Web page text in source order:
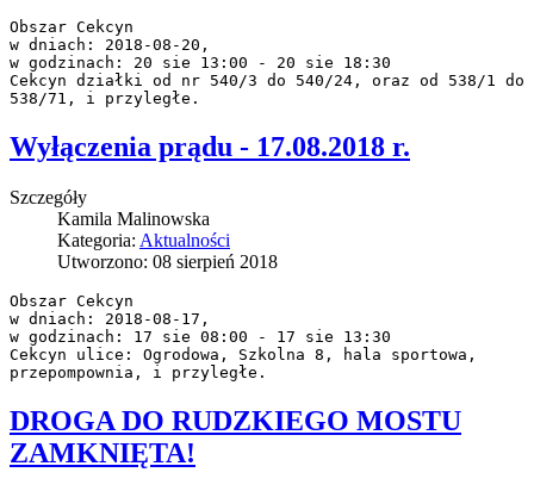
Obszar Cekcyn
w dniach: 2018-08-20,
w godzinach: 20 sie 13:00 - 20 sie 18:30
Cekcyn działki od nr 540/3 do 540/24, oraz od 538/1 do
538/71, i przyległe.
Wyłączenia prądu - 17.08.2018 r.
Szczegóły
Kamila Malinowska
Kategoria: Aktualności
Utworzono: 08 sierpień 2018
Obszar Cekcyn
w dniach: 2018-08-17,
w godzinach: 17 sie 08:00 - 17 sie 13:30
Cekcyn ulice: Ogrodowa, Szkolna 8, hala sportowa,
przepompownia, i przyległe.
DROGA DO RUDZKIEGO MOSTU
ZAMKNIĘTA!